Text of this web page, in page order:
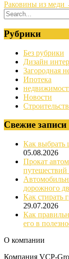
Раковины из меди
Рубрики
Без рубрики
Дизайн
Загородная
Ипотека
Новости
Свежие записи
Как выбрать
05.08.2026
Прокат
путешествий
дорожного
Как стирать
29.07.2026
Как
его в
О компании
Компания VCP-